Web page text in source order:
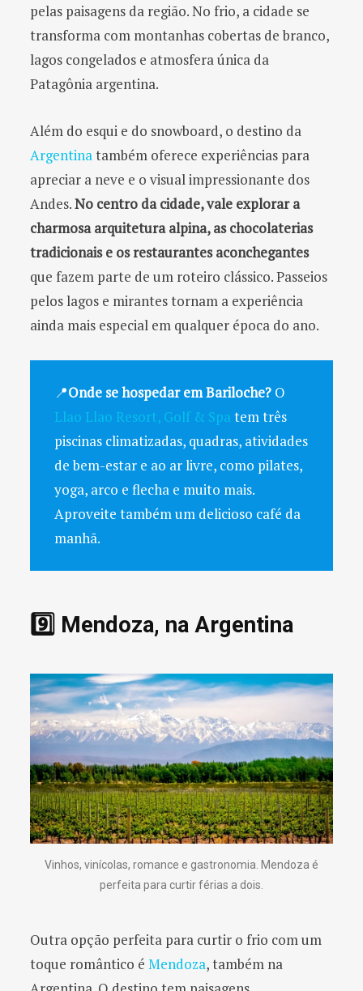
pelas paisagens da região. No frio, a cidade se
transforma com montanhas cobertas de branco,
lagos congelados e atmosfera única da
Patagônia argentina.
Além do esqui e do snowboard, o destino da
Argentinatambém oferece experiências para
apreciar a neve e o visual impressionante dos
Andes.No centro da cidade, vale explorar a
charmosa arquitetura alpina, as chocolaterias
tradicionais e os restaurantes aconchegantes
que fazem parte de um roteiro clássico. Passeios
pelos lagos e mirantes tornam a experiência
ainda mais especial em qualquer época do ano.
📍Onde se hospedar em Bariloche? O
Llao Llao Resort, Golf & Spa tem três
piscinas climatizadas, quadras, atividades
de bem-estar e ao ar livre, como pilates,
yoga, arco e flecha e muito mais.
Aproveite também um delicioso café da
manhã.
9️⃣ Mendoza, na Argentina
Vinhos, vinícolas, romance e gastronomia. Mendoza é
perfeita para curtir férias a dois.
Outra opção perfeita para curtir o frio com um
toque romântico é Mendoza, também na